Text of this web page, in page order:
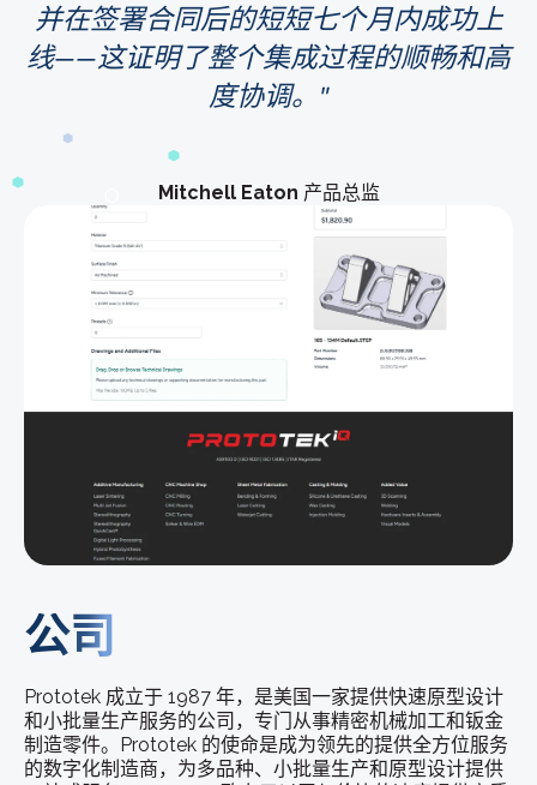
并在签署合同后的短短七个月内成功上
线——这证明了整个集成过程的顺畅和高
度协调。
Mitchell Eaton 产品总监
公司
Prototek 成立于 1987 年，是美国一家提供快速原型设计
和小批量生产服务的公司，专门从事精密机械加工和钣金
制造零件。Prototek 的使命是成为领先的提供全方位服务
的数字化制造商，为多品种、小批量生产和原型设计提供